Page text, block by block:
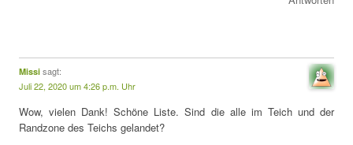
Missi sagt:
Juli 22, 2020 um 4:26 p.m. Uhr
Wow, vielen Dank! Schöne Liste. Sind die alle im Teich und der
Randzone des Teichs gelandet?